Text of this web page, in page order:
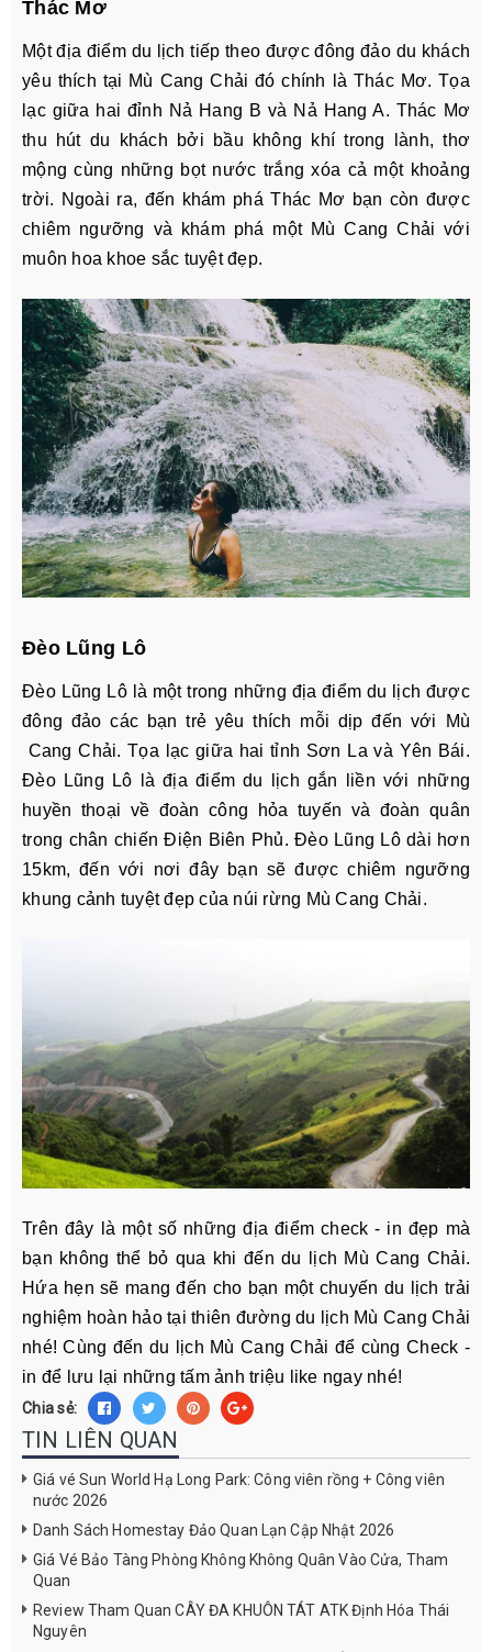
Thác Mơ
Một địa điểm du lịch tiếp theo được đông đảo du khách
yêu thích tại Mù Cang Chải đó chính là Thác Mơ. Tọa
lạc giữa hai đỉnh Nả Hang B và Nả Hang A. Thác Mơ
thu hút du khách bởi bầu không khí trong lành, thơ
mộng cùng những bọt nước trắng xóa cả một khoảng
trời. Ngoài ra, đến khám phá Thác Mơ bạn còn được
chiêm ngưỡng và khám phá một Mù Cang Chải với
muôn hoa khoe sắc tuyệt đẹp.
Đèo Lũng Lô
Đèo Lũng Lô là một trong những địa điểm du lịch được
đông đảo các bạn trẻ yêu thích mỗi dịp đến với Mù
Cang Chải. Tọa lạc giữa hai tỉnh Sơn La và Yên Bái.
Đèo Lũng Lô là địa điểm du lịch gắn liền với những
huyền thoại về đoàn công hỏa tuyến và đoàn quân
trong chân chiến Điện Biên Phủ. Đèo Lũng Lô dài hơn
15km, đến với nơi đây bạn sẽ được chiêm ngưỡng
khung cảnh tuyệt đẹp của núi rừng Mù Cang Chải.
Trên đây là một số những địa điểm check - in đẹp mà
bạn không thể bỏ qua khi đến du lịch Mù Cang Chải.
Hứa hẹn sẽ mang đến cho bạn một chuyến du lịch trải
nghiệm hoàn hảo tại thiên đường du lịch Mù Cang Chải
nhé! Cùng đến du lịch Mù Cang Chải để cùng Check -
in để lưu lại những tấm ảnh triệu like ngay nhé!
Chia sẻ:
TIN LIÊN QUAN
Giá vé Sun World Hạ Long Park: Công viên rồng + Công viên
nước 2026
Danh Sách Homestay Đảo Quan Lạn Cập Nhật 2026
Giá Vé Bảo Tàng Phòng Không Không Quân Vào Cửa, Tham
Quan
Review Tham Quan CÂY ĐA KHUÔN TÁT ATK Định Hóa Thái
Nguyên